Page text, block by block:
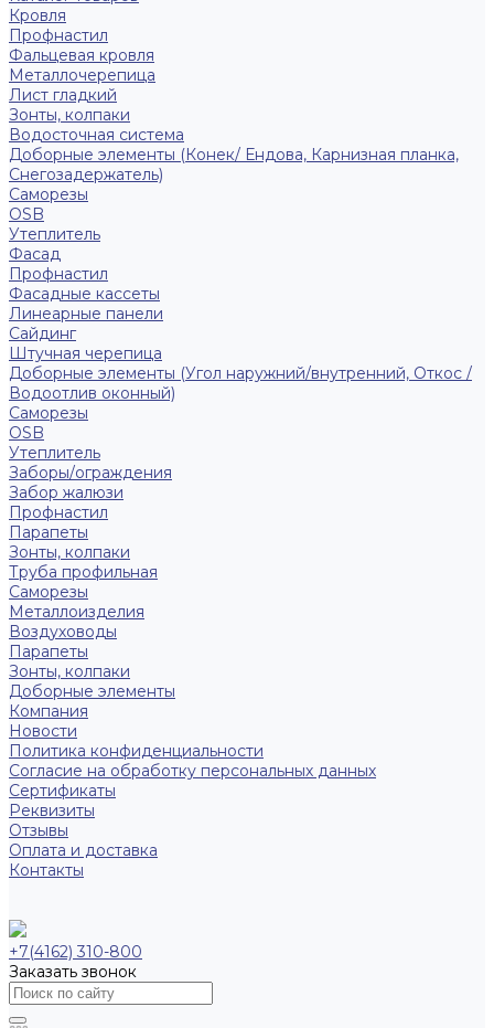
Кровля
Профнастил
Фальцевая кровля
Металлочерепица
Лист гладкий
Зонты, колпаки
Водосточная система
Доборные элементы (Конек/ Ендова, Карнизная планка,
Снегозадержатель)
Саморезы
ОSB
Утеплитель
Фасад
Профнастил
Фасадные кассеты
Линеарные панели
Сайдинг
Штучная черепица
Доборные элементы (Угол наружний/внутренний, Откос /
Водоотлив оконный)
Саморезы
OSB
Утеплитель
Заборы/ограждения
Забор жалюзи
Профнастил
Парапеты
Зонты, колпаки
Труба профильная
Саморезы
Металлоизделия
Воздуховоды
Парапеты
Зонты, колпаки
Доборные элементы
Компания
Новости
Политика конфиденциальности
Согласие на обработку персональных данных
Сертификаты
Реквизиты
Отзывы
Оплата и доставка
Контакты
+7(4162) 310-800
Заказать звонок